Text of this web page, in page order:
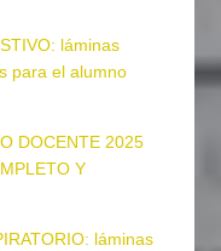
láminas
para el alumno
DOCENTE 2025
Y
láminas